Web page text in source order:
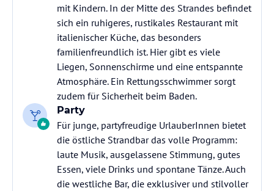
mit Kindern. In der Mitte des Strandes befindet
sich ein ruhigeres, rustikales Restaurant mit
italienischer Küche, das besonders
familienfreundlich ist. Hier gibt es viele
Liegen, Sonnenschirme und eine entspannte
Atmosphäre. Ein Rettungsschwimmer sorgt
zudem für Sicherheit beim Baden.
Party
Für junge, partyfreudige UrlauberInnen bietet
die östliche Strandbar das volle Programm:
laute Musik, ausgelassene Stimmung, gutes
Essen, viele Drinks und spontane Tänze. Auch
die westliche Bar, die exklusiver und stilvoller